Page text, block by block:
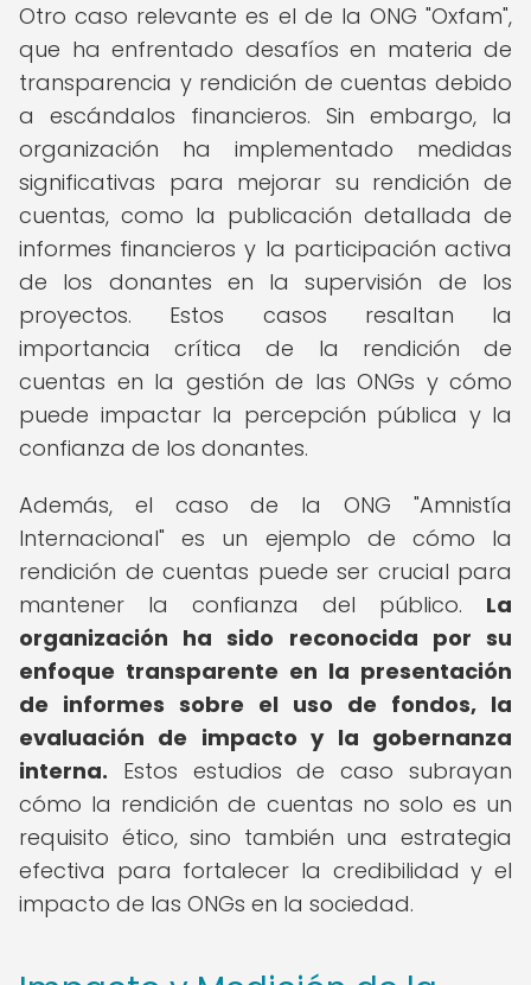
Otro caso relevante es el de la ONG "Oxfam",
que ha enfrentado desafíos en materia de
transparencia y rendición de cuentas debido
a escándalos financieros. Sin embargo, la
organización ha implementado medidas
significativas para mejorar su rendición de
cuentas, como la publicación detallada de
informes financieros y la participación activa
de los donantes en la supervisión de los
proyectos. Estos casos resaltan la
importancia crítica de la rendición de
cuentas en la gestión de las ONGs y cómo
puede impactar la percepción pública y la
confianza de los donantes.
Además, el caso de la ONG "Amnistía
Internacional" es un ejemplo de cómo la
rendición de cuentas puede ser crucial para
mantener la confianza del público. La
organización ha sido reconocida por su
enfoque transparente en la presentación
de informes sobre el uso de fondos, la
evaluación de impacto y la gobernanza
interna. Estos estudios de caso subrayan
cómo la rendición de cuentas no solo es un
requisito ético, sino también una estrategia
efectiva para fortalecer la credibilidad y el
impacto de las ONGs en la sociedad.